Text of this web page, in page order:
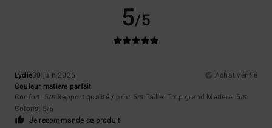
5/5
Lydie30 juin 2026
Achat vérifié
Couleur matiere parfait
Confort: 5/5 Rapport qualité / prix: 5/5 Taille: Trop grand Matière: 5/5
Coloris: 5/5
Je recommande ce produit